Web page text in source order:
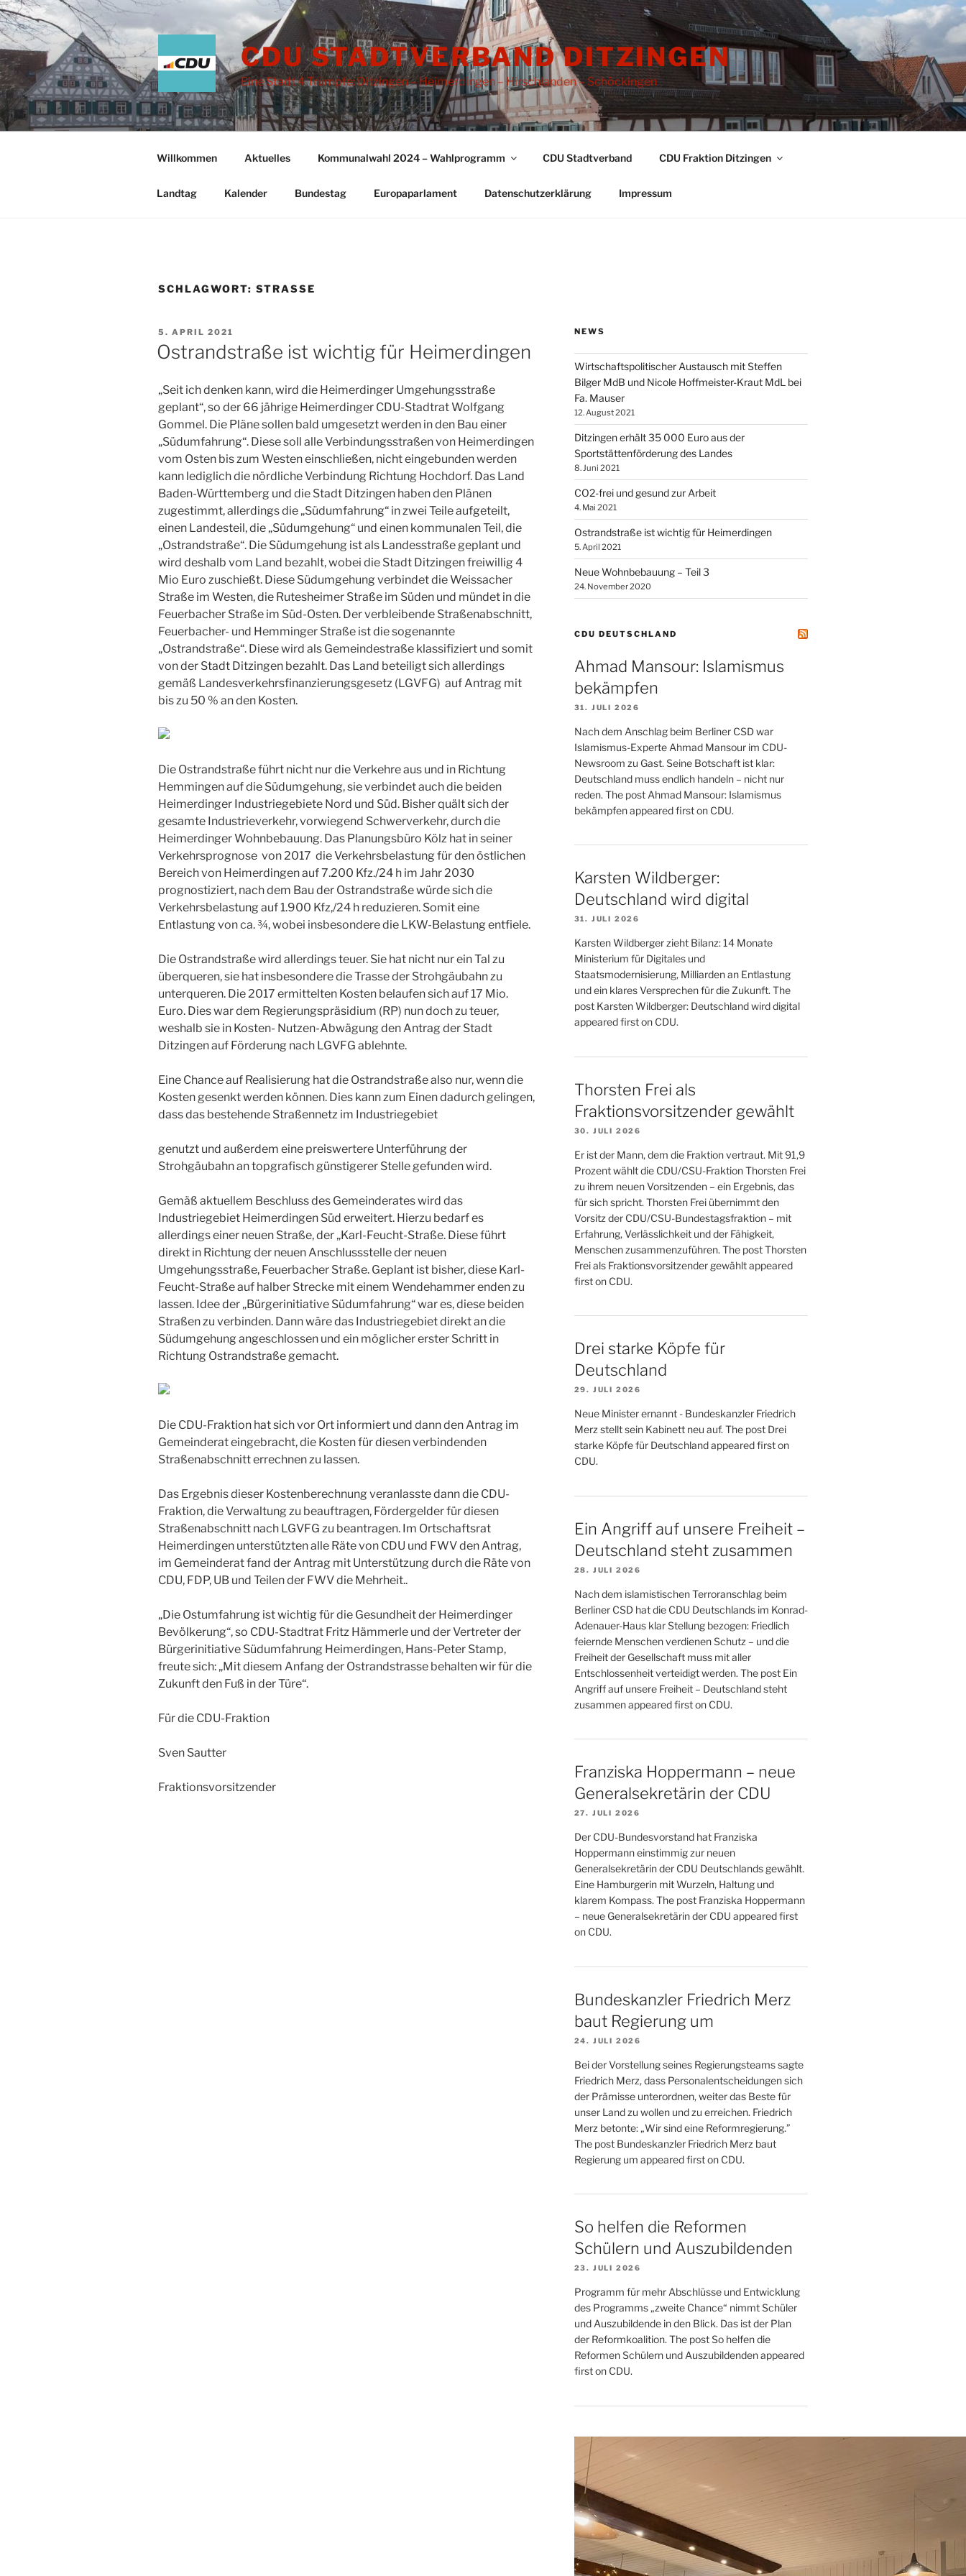
Zum
Inhalt
springen
CDU STADTVERBAND DITZINGEN
Eine Stadt 4 Trümpfe: Ditzingen – Heimerdingen – Hirschlanden – Schöckingen
Willkommen Aktuelles Kommunalwahl 2024 – Wahlprogramm CDU Stadtverband CDU Fraktion Ditzingen
Landtag Kalender Bundestag Europaparlament Datenschutzerklärung Impressum
SCHLAGWORT: STRASSE
VERÖFFENTLICHT
AM
5. APRIL 2021
Ostrandstraße ist wichtig für Heimerdingen
„Seit ich denken kann, wird die Heimerdinger Umgehungsstraße
geplant“, so der 66 jährige Heimerdinger CDU-Stadtrat Wolfgang
Gommel. Die Pläne sollen bald umgesetzt werden in den Bau einer
„Südumfahrung“. Diese soll alle Verbindungsstraßen von Heimerdingen
vom Osten bis zum Westen einschließen, nicht eingebunden werden
kann lediglich die nördliche Verbindung Richtung Hochdorf. Das Land
Baden-Württemberg und die Stadt Ditzingen haben den Plänen
zugestimmt, allerdings die „Südumfahrung“ in zwei Teile aufgeteilt,
einen Landesteil, die „Südumgehung“ und einen kommunalen Teil, die
„Ostrandstraße“. Die Südumgehung ist als Landesstraße geplant und
wird deshalb vom Land bezahlt, wobei die Stadt Ditzingen freiwillig 4
Mio Euro zuschießt. Diese Südumgehung verbindet die Weissacher
Straße im Westen, die Rutesheimer Straße im Süden und mündet in die
Feuerbacher Straße im Süd-Osten. Der verbleibende Straßenabschnitt,
Feuerbacher- und Hemminger Straße ist die sogenannte
„Ostrandstraße“. Diese wird als Gemeindestraße klassifiziert und somit
von der Stadt Ditzingen bezahlt. Das Land beteiligt sich allerdings
gemäß Landesverkehrsfinanzierungsgesetz (LGVFG) auf Antrag mit
bis zu 50 % an den Kosten.
Die Ostrandstraße führt nicht nur die Verkehre aus und in Richtung
Hemmingen auf die Südumgehung, sie verbindet auch die beiden
Heimerdinger Industriegebiete Nord und Süd. Bisher quält sich der
gesamte Industrieverkehr, vorwiegend Schwerverkehr, durch die
Heimerdinger Wohnbebauung. Das Planungsbüro Kölz hat in seiner
Verkehrsprognose von 2017 die Verkehrsbelastung für den östlichen
Bereich von Heimerdingen auf 7.200 Kfz./24 h im Jahr 2030
prognostiziert, nach dem Bau der Ostrandstraße würde sich die
Verkehrsbelastung auf 1.900 Kfz,/24 h reduzieren. Somit eine
Entlastung von ca. ¾, wobei insbesondere die LKW-Belastung entfiele.
Die Ostrandstraße wird allerdings teuer. Sie hat nicht nur ein Tal zu
überqueren, sie hat insbesondere die Trasse der Strohgäubahn zu
unterqueren. Die 2017 ermittelten Kosten belaufen sich auf 17 Mio.
Euro. Dies war dem Regierungspräsidium (RP) nun doch zu teuer,
weshalb sie in Kosten- Nutzen-Abwägung den Antrag der Stadt
Ditzingen auf Förderung nach LGVFG ablehnte.
Eine Chance auf Realisierung hat die Ostrandstraße also nur, wenn die
Kosten gesenkt werden können. Dies kann zum Einen dadurch gelingen,
dass das bestehende Straßennetz im Industriegebiet
genutzt und außerdem eine preiswertere Unterführung der
Strohgäubahn an topgrafisch günstigerer Stelle gefunden wird.
Gemäß aktuellem Beschluss des Gemeinderates wird das
Industriegebiet Heimerdingen Süd erweitert. Hierzu bedarf es
allerdings einer neuen Straße, der „Karl-Feucht-Straße. Diese führt
direkt in Richtung der neuen Anschlussstelle der neuen
Umgehungsstraße, Feuerbacher Straße. Geplant ist bisher, diese Karl-
Feucht-Straße auf halber Strecke mit einem Wendehammer enden zu
lassen. Idee der „Bürgerinitiative Südumfahrung“ war es, diese beiden
Straßen zu verbinden. Dann wäre das Industriegebiet direkt an die
Südumgehung angeschlossen und ein möglicher erster Schritt in
Richtung Ostrandstraße gemacht.
Die CDU-Fraktion hat sich vor Ort informiert und dann den Antrag im
Gemeinderat eingebracht, die Kosten für diesen verbindenden
Straßenabschnitt errechnen zu lassen.
Das Ergebnis dieser Kostenberechnung veranlasste dann die CDU-
Fraktion, die Verwaltung zu beauftragen, Fördergelder für diesen
Straßenabschnitt nach LGVFG zu beantragen. Im Ortschaftsrat
Heimerdingen unterstützten alle Räte von CDU und FWV den Antrag,
im Gemeinderat fand der Antrag mit Unterstützung durch die Räte von
CDU, FDP, UB und Teilen der FWV die Mehrheit..
„Die Ostumfahrung ist wichtig für die Gesundheit der Heimerdinger
Bevölkerung“, so CDU-Stadtrat Fritz Hämmerle und der Vertreter der
Bürgerinitiative Südumfahrung Heimerdingen, Hans-Peter Stamp,
freute sich: „Mit diesem Anfang der Ostrandstrasse behalten wir für die
Zukunft den Fuß in der Türe“.
Für die CDU-Fraktion
Sven Sautter
Fraktionsvorsitzender
NEWS
Wirtschaftspolitischer Austausch mit Steffen
Bilger MdB und Nicole Hoffmeister-Kraut MdL bei
Fa. Mauser
12. August 2021
Ditzingen erhält 35 000 Euro aus der
Sportstättenförderung des Landes
8. Juni 2021
CO2-frei und gesund zur Arbeit
4. Mai 2021
Ostrandstraße ist wichtig für Heimerdingen
5. April 2021
Neue Wohnbebauung – Teil 3
24. November 2020
CDU DEUTSCHLAND
Ahmad Mansour: Islamismus
bekämpfen
31. JULI 2026
Nach dem Anschlag beim Berliner CSD war
Islamismus-Experte Ahmad Mansour im CDU-
Newsroom zu Gast. Seine Botschaft ist klar:
Deutschland muss endlich handeln – nicht nur
reden. The post Ahmad Mansour: Islamismus
bekämpfen appeared first on CDU.
Karsten Wildberger:
Deutschland wird digital
31. JULI 2026
Karsten Wildberger zieht Bilanz: 14 Monate
Ministerium für Digitales und
Staatsmodernisierung, Milliarden an Entlastung
und ein klares Versprechen für die Zukunft. The
post Karsten Wildberger: Deutschland wird digital
appeared first on CDU.
Thorsten Frei als
Fraktionsvorsitzender gewählt
30. JULI 2026
Er ist der Mann, dem die Fraktion vertraut. Mit 91,9
Prozent wählt die CDU/CSU-Fraktion Thorsten Frei
zu ihrem neuen Vorsitzenden – ein Ergebnis, das
für sich spricht. Thorsten Frei übernimmt den
Vorsitz der CDU/CSU-Bundestagsfraktion – mit
Erfahrung, Verlässlichkeit und der Fähigkeit,
Menschen zusammenzuführen. The post Thorsten
Frei als Fraktionsvorsitzender gewählt appeared
first on CDU.
Drei starke Köpfe für
Deutschland
29. JULI 2026
Neue Minister ernannt - Bundeskanzler Friedrich
Merz stellt sein Kabinett neu auf. The post Drei
starke Köpfe für Deutschland appeared first on
CDU.
Ein Angriff auf unsere Freiheit –
Deutschland steht zusammen
28. JULI 2026
Nach dem islamistischen Terroranschlag beim
Berliner CSD hat die CDU Deutschlands im Konrad-
Adenauer-Haus klar Stellung bezogen: Friedlich
feiernde Menschen verdienen Schutz – und die
Freiheit der Gesellschaft muss mit aller
Entschlossenheit verteidigt werden. The post Ein
Angriff auf unsere Freiheit – Deutschland steht
zusammen appeared first on CDU.
Franziska Hoppermann – neue
Generalsekretärin der CDU
27. JULI 2026
Der CDU-Bundesvorstand hat Franziska
Hoppermann einstimmig zur neuen
Generalsekretärin der CDU Deutschlands gewählt.
Eine Hamburgerin mit Wurzeln, Haltung und
klarem Kompass. The post Franziska Hoppermann
– neue Generalsekretärin der CDU appeared first
on CDU.
Bundeskanzler Friedrich Merz
baut Regierung um
24. JULI 2026
Bei der Vorstellung seines Regierungsteams sagte
Friedrich Merz, dass Personalentscheidungen sich
der Prämisse unterordnen, weiter das Beste für
unser Land zu wollen und zu erreichen. Friedrich
Merz betonte: „Wir sind eine Reformregierung.”
The post Bundeskanzler Friedrich Merz baut
Regierung um appeared first on CDU.
So helfen die Reformen
Schülern und Auszubildenden
23. JULI 2026
Programm für mehr Abschlüsse und Entwicklung
des Programms „zweite Chance“ nimmt Schüler
und Auszubildende in den Blick. Das ist der Plan
der Reformkoalition. The post So helfen die
Reformen Schülern und Auszubildenden appeared
first on CDU.